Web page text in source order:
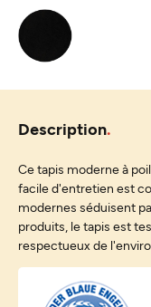
Description
Ce tapis moderne à
facile d'entretien est
modernes séduisent
produits, le tapis est
respectueux de